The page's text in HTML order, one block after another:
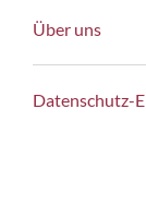
Über uns
Datenschutz-